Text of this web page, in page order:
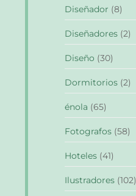
Diseñador (8)
Diseñadores (2)
Diseño (30)
Dormitorios (2)
énola (65)
Fotografos (58)
Hoteles (41)
Ilustradores (102)